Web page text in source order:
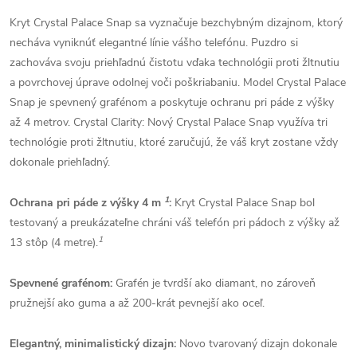
Kryt Crystal Palace Snap sa vyznačuje bezchybným dizajnom, ktorý
necháva vyniknúť elegantné línie vášho telefónu. Puzdro si
zachováva svoju priehľadnú čistotu vďaka technológii proti žltnutiu
a povrchovej úprave odolnej voči poškriabaniu. Model Crystal Palace
Snap je spevnený grafénom a poskytuje ochranu pri páde z výšky
až 4 metrov. Crystal Clarity: Nový Crystal Palace Snap využíva tri
technológie proti žltnutiu, ktoré zaručujú, že váš kryt zostane vždy
dokonale priehľadný.
Ochrana pri páde z výšky 4 m 1: Kryt Crystal Palace Snap bol
testovaný a preukázateľne chráni váš telefón pri pádoch z výšky až
13 stôp (4 metre).1
Spevnené grafénom: Grafén je tvrdší ako diamant, no zároveň
pružnejší ako guma a až 200-krát pevnejší ako oceľ.
Elegantný, minimalistický dizajn: Novo tvarovaný dizajn dokonale